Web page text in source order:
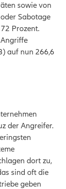
sowie von
Sabotage
Prozent.
auf nun 266,6
der Angreifer.
dort zu,
sind oft die
geben